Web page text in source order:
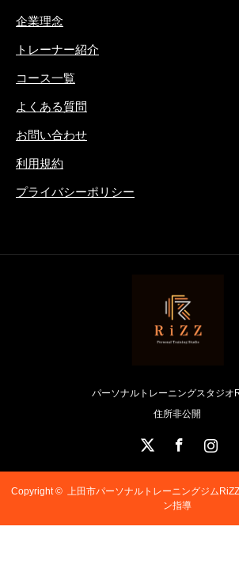
企業理念
トレーナー紹介
コース一覧
よくある質問
お問い合わせ
利用規約
プライバシーポリシー
パーソナルトレーニングスタジオ
住所非公開
Instagram
Copyright ©
上田市パーソナルトレーニングジム
ン指導